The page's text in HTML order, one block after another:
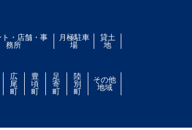
ト・店舗・事
務所
月極駐車
場
貸土
地
広
尾
町
豊
頃
町
足
寄
町
陸
別
町
その他
地域